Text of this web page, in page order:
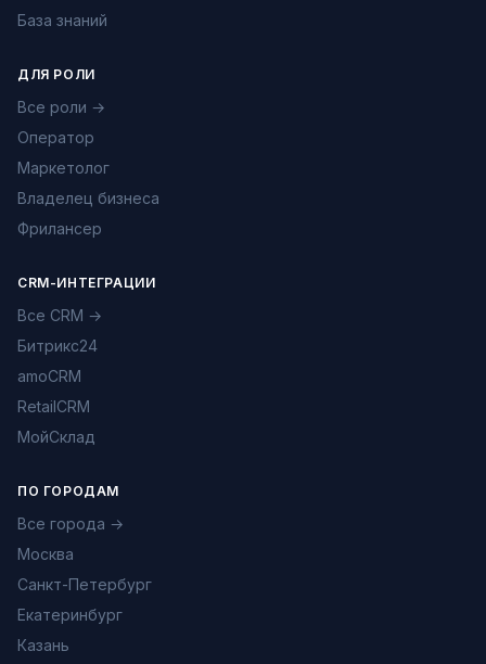
База знаний
ДЛЯ РОЛИ
Все роли →
Оператор
Маркетолог
Владелец бизнеса
Фрилансер
CRM-ИНТЕГРАЦИИ
Все CRM →
Битрикс24
amoCRM
RetailCRM
МойСклад
ПО ГОРОДАМ
Все города →
Москва
Санкт-Петербург
Екатеринбург
Казань